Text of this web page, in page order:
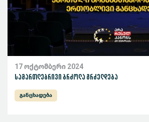
17 ოქტომბერი 2024
სამართლებრივი ბრძოლა გრძელდება
განცხადება